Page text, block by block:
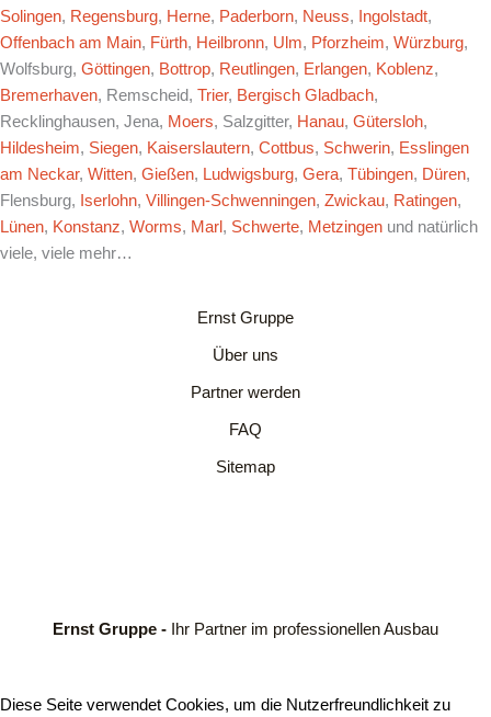
Solingen, Regensburg, Herne, Paderborn, Neuss, Ingolstadt,
Offenbach am Main, Fürth, Heilbronn, Ulm, Pforzheim, Würzburg,
Wolfsburg, Göttingen, Bottrop, Reutlingen, Erlangen, Koblenz,
Bremerhaven, Remscheid, Trier, Bergisch Gladbach,
Recklinghausen, Jena, Moers, Salzgitter, Hanau, Gütersloh,
Hildesheim, Siegen, Kaiserslautern, Cottbus, Schwerin, Esslingen
am Neckar, Witten, Gießen, Ludwigsburg, Gera, Tübingen, Düren,
Flensburg, Iserlohn, Villingen-Schwenningen, Zwickau, Ratingen,
Lünen, Konstanz, Worms, Marl , Schwerte, Metzingen und natürlich
viele, viele mehr…
Ernst Gruppe
Über uns
Partner werden
FAQ
Sitemap
Ernst Gruppe - Ihr Partner im professionellen Ausbau
Diese Seite verwendet Cookies, um die Nutzerfreundlichkeit zu